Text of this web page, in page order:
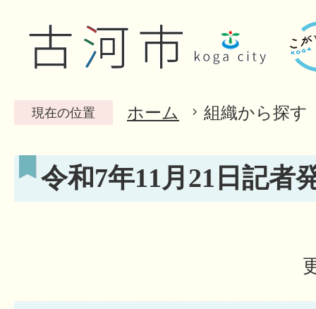
現在の位置 ホーム 組織から探す
令和7年11月21日記者